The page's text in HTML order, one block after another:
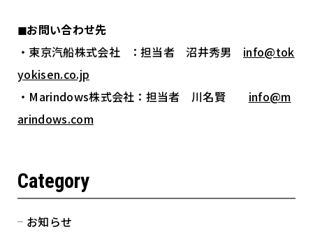
◼︎お問い合わせ先
・東京汽船株式会社 ：担当者 沼井秀男 info@tok
yokisen.co.jp
・Marindows株式会社：担当者 川名賢 info@m
arindows.com
Category
お知らせ